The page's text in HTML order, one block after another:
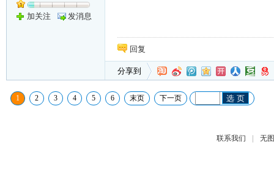
加关注 发消息
回复
分享到
1 2 3 4 5 6 末页 下一页 选 页
联系我们 | 无